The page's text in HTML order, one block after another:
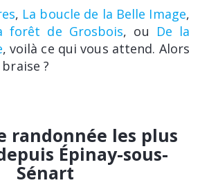
, La boucle de la Belle Image,
forêt de Grosbois, ou De la
, voilà ce qui vous attend. Alors
?
randonnée les plus
Épinay-sous-
Sénart